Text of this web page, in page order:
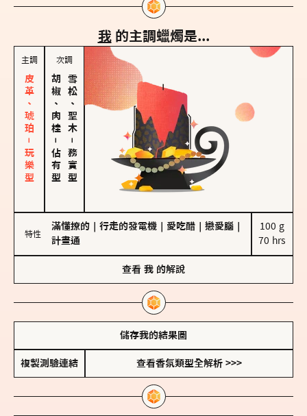
我 的主調蠟燭是...
主調
皮革、琥珀－玩樂型
次調
胡椒、肉桂
－
佔有型
雪松、聖木
－
務實型
特性
滿懂撩的 行走的發電機 愛吃醋 戀愛腦
計畫通
100 g
70 hrs
查看 我 的解說
儲存我的結果圖
複製測驗連結 查看香氛類型全解析 >>>